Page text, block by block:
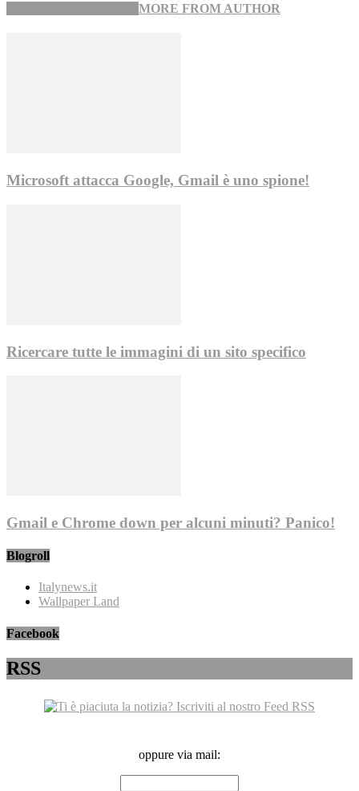
MORE FROM AUTHOR
Microsoft attacca Google, Gmail è uno spione!
Ricercare tutte le immagini di un sito specifico
Gmail e Chrome down per alcuni minuti? Panico!
Blogroll
Italynews.it
Wallpaper Land
Facebook
RSS
oppure via mail: